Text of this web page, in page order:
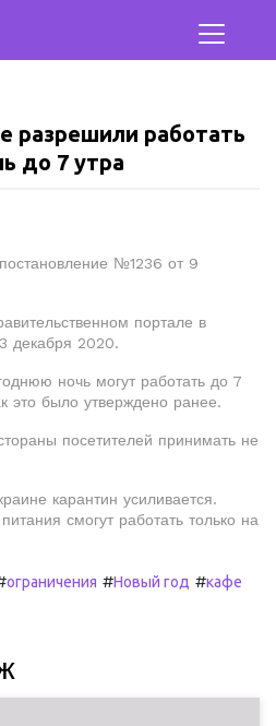
разрешили работать
до 7 утра
№1236 от 9
портале в
декабря 2020.
ночь могут работать до 7
это было утверждено ранее.
посетителей принимать не
карантин усиливается.
смогут работать только на
ограничения #Новый год #кафе